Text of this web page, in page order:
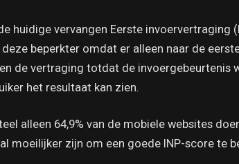
huidige vervangen Eerste invoervertraging
deze beperkter omdat er alleen naar de
de vertraging totdat de
het resultaat kan zien.
alleen 64,9% van de mobiele websites
moeilijker zijn om een ​​goede INP-score te